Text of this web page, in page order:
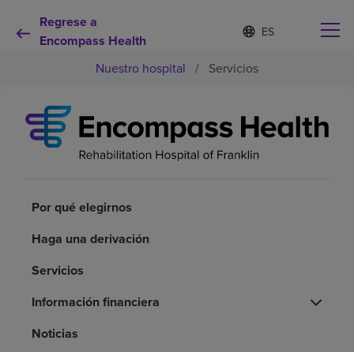
Regrese a
Encompass Health
Lista
de
idiomas
contraída
d
o
s
e
e
Por qué debe elegirnos
Recursos de salud
Nuestro hospital / Servicios
Por qué elegirnos
Haga una derivación
Servicios
Información financiera
Noticias